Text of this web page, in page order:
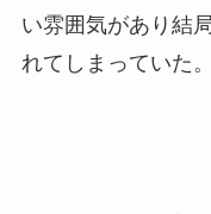
い雰囲気があり結
れてしまっていた。